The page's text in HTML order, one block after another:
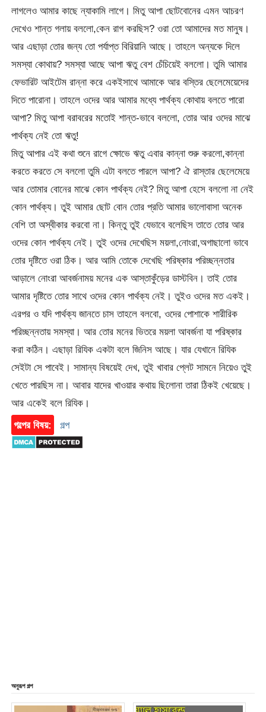
লাগলেও আমার কাছে ন্যাকামি লাগে। মিতু আপা ছোটবোনের এমন আচরণ
দেখেও শান্ত গলায় বললো,কেন রাগ করছিস? ওরা তো আমাদের মত মানুষ।
আর এছাড়া তোর জন্য তো পর্যাপ্ত বিরিয়ানি আছে। তাহলে অন্যকে দিলে
সমস্যা কোথায়? সমস্যা আছে আপা ঋতু বেশ চেঁচিয়েই বললো। তুমি আমার
ফেভারিট আইটেম রান্না করে একইসাথে আমাকে আর বস্তির ছেলেমেয়েদের
দিতে পারোনা। তাহলে ওদের আর আমার মধ্যে পার্থক্য কোথায় বলতে পারো
আপা? মিতু আপা বরাবরের মতোই শান্ত-ভাবে বললো, তোর আর ওদের মাঝে
পার্থক্য নেই তো ঋতু!
মিতু আপার এই কথা শুনে রাগে ক্ষোভে ঋতু এবার কান্না শুরু করলো,কান্না
করতে করতে সে বললো তুমি এটা বলতে পারলে আপা? ঐ রাস্তার ছেলেমেয়ে
আর তোমার বোনের মাঝে কোন পার্থক্য নেই? মিতু আপা হেসে বললো না নেই
কোন পার্থক্য। তুই আমার ছোট বোন তোর প্রতি আমার ভালোবাসা অনেক
বেশি তা অস্বীকার করবো না। কিন্তু তুই যেভাবে বলেছিস তাতে তোর আর
ওদের কোন পার্থক্য নেই। তুই ওদের দেখেছিস ময়লা,নোংরা,অগাছালো ভাবে
তোর দৃষ্টিতে ওরা ঠিক। আর আমি তোকে দেখেছি পরিষ্কার পরিচ্ছন্নতার
আড়ালে নোংরা আবর্জনাময় মনের এক আস্তাকুঁড়ের ডাস্টবিন। তাই তোর
আমার দৃষ্টিতে তোর সাথে ওদের কোন পার্থক্য নেই। তুইও ওদের মত একই।
এরপর ও যদি পার্থক্য জানতে চাস তাহলে বলবো, ওদের পোশাকে শারীরিক
পরিচ্ছন্নতায় সমস্যা। আর তোর মনের ভিতরে ময়লা আবর্জনা যা পরিষ্কার
করা কঠিন। এছাড়া রিযিক একটা বলে জিনিস আছে। যার যেখানে রিযিক
সেইটা সে পাবেই। সামান্য বিষয়েই দেখ, তুই খাবার প্লেট সামনে নিয়েও তুই
খেতে পারছিস না। আবার যাদের খাওয়ার কথায় ছিলোনা তারা ঠিকই খেয়েছে।
আর একেই বলে রিযিক।
গল্পের বিষয়:
গল্প
অনুরূপ গল্প